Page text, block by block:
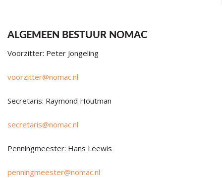
ALGEMEEN BESTUUR NOMAC
Voorzitter: Peter Jongeling
voorzitter@nomac.nl
Secretaris: Raymond Houtman
secretaris@nomac.nl
Penningmeester: Hans Leewis
penningmeester@nomac.nl